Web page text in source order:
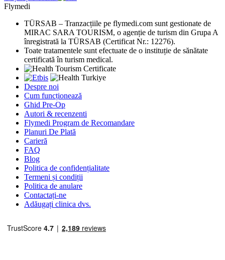
Flymedi
TÜRSAB – Tranzacțiile pe flymedi.com sunt gestionate de
MIRAC SARA TOURISM, o agenție de turism din Grupa A
înregistrată la TÜRSAB (Certificat Nr.: 12276).
Toate tratamentele sunt efectuate de o instituție de sănătate
certificată în turism medical.
Despre noi
Cum funcționează
Ghid Pre-Op
Autori & recenzenti
Flymedi Program de Recomandare
Planuri De Plată
Carieră
FAQ
Blog
Politica de confidențialitate
Termeni și condiții
Politica de anulare
Contactați-ne
Adăugați clinica dvs.